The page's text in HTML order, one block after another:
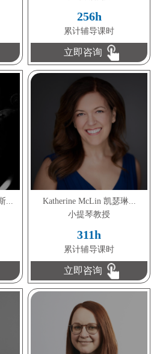
256h
累计辅导课时
立即咨询
...
Katherine McLin 凯瑟琳...
小提琴教授
311h
累计辅导课时
立即咨询